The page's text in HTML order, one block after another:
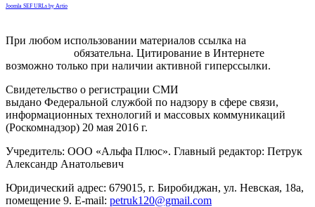
Joomla SEF URLs by Artio
При любом использовании материалов ссылка на
обязательна. Цитирование в Интернете
возможно только при наличии активной гиперссылки.
Свидетельство о регистрации СМИ
выдано Федеральной службой по надзору в сфере связи,
информационных технологий и массовых коммуникаций
(Роскомнадзор) 20 мая 2016 г.
Учредитель: ООО «Альфа Плюс». Главный редактор: Петрук
Александр Анатольевич
Юридический адрес: 679015, г. Биробиджан, ул. Невская, 18а,
помещение 9. E-mail: petruk120@gmail.com